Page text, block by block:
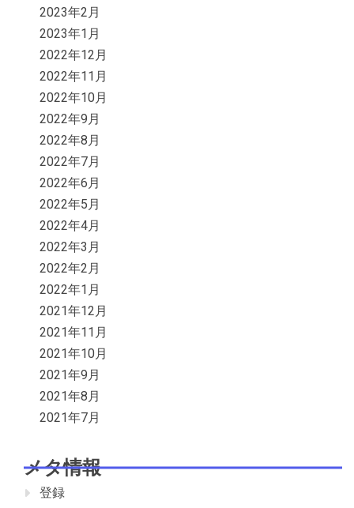
2023年2月
2023年1月
2022年12月
2022年11月
2022年10月
2022年9月
2022年8月
2022年7月
2022年6月
2022年5月
2022年4月
2022年3月
2022年2月
2022年1月
2021年12月
2021年11月
2021年10月
2021年9月
2021年8月
2021年7月
メタ情報
登録